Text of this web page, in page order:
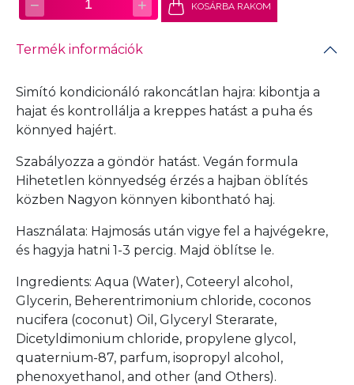
− 1 + KOSÁRBA RAKOM
Termék információk
Simító kondicionáló rakoncátlan hajra: kibontja a
hajat és kontrollálja a kreppes hatást a puha és
könnyed hajért.
Szabályozza a göndör hatást. Vegán formula
Hihetetlen könnyedség érzés a hajban öblítés
közben Nagyon könnyen kibontható haj.
Használata: Hajmosás után vigye fel a hajvégekre,
és hagyja hatni 1-3 percig. Majd öblítse le.
Ingredients: Aqua (Water), Coteeryl alcohol,
Glycerin, Beherentrimonium chloride, coconos
nucifera (coconut) Oil, Glyceryl Sterarate,
Dicetyldimonium chloride, propylene glycol,
quaternium-87, parfum, isopropyl alcohol,
phenoxyethanol, and other (and Others).